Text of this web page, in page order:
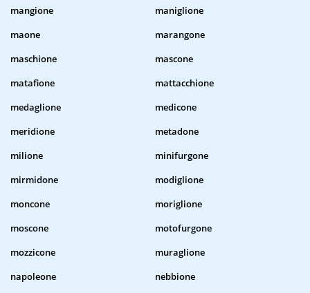
mangione
maniglione
maone
marangone
maschione
mascone
matafione
mattacchione
medaglione
medicone
meridione
metadone
milione
minifurgone
mirmidone
modiglione
moncone
moriglione
moscone
motofurgone
mozzicone
muraglione
napoleone
nebbione